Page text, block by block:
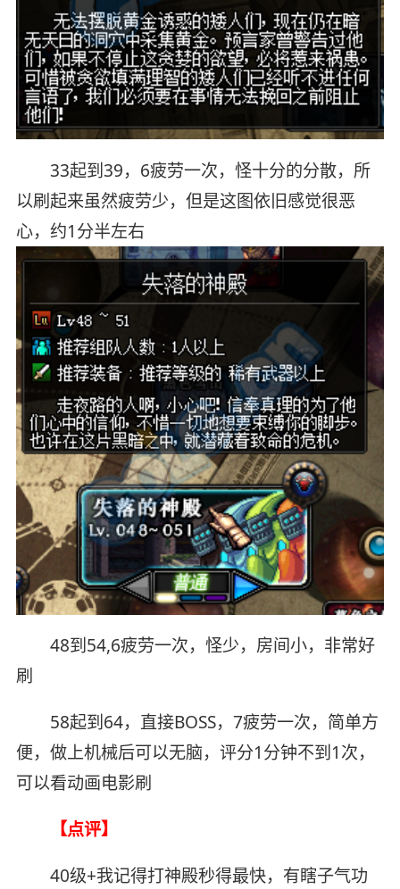
33起到39，6疲劳一次，怪十分的分散，所
以刷起来虽然疲劳少，但是这图依旧感觉很恶
心，约1分半左右
48到54,6疲劳一次，怪少，房间小，非常好
刷
58起到64，直接BOSS，7疲劳一次，简单方
便，做上机械后可以无脑，评分1分钟不到1次，
可以看动画电影刷
【点评】
40级+我记得打神殿秒得最快，有瞎子气功